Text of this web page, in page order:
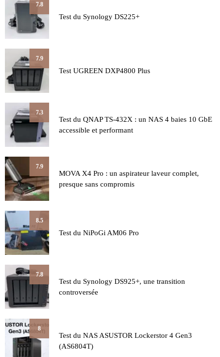
7.8
Test du Synology DS225+
7.9
Test UGREEN DXP4800 Plus
7.3
Test du QNAP TS-432X : un NAS 4 baies 10 GbE
accessible et performant
7.9
MOVA X4 Pro : un aspirateur laveur complet,
presque sans compromis
8.5
Test du NiPoGi AM06 Pro
7.8
Test du Synology DS925+, une transition
controversée
8
Test du NAS ASUSTOR Lockerstor 4 Gen3
(AS6804T)